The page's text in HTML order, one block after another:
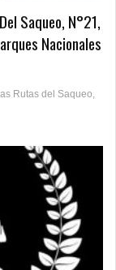
Saqueo, N°21,
Nacionales
Rutas del Saqueo,